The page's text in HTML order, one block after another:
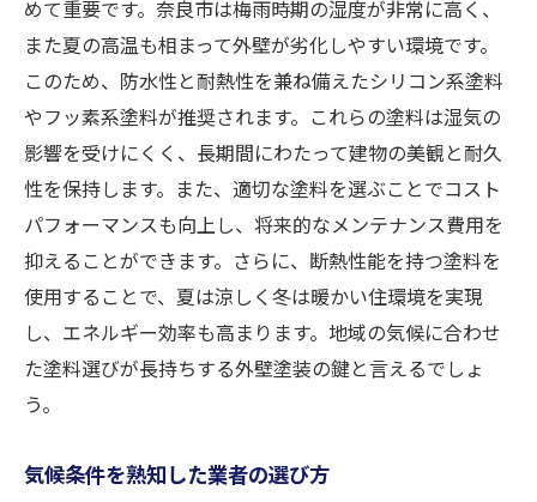
めて重要です。奈良市は梅雨時期の湿度が非常に高く、
また夏の高温も相まって外壁が劣化しやすい環境です。
このため、防水性と耐熱性を兼ね備えたシリコン系塗料
やフッ素系塗料が推奨されます。これらの塗料は湿気の
影響を受けにくく、長期間にわたって建物の美観と耐久
性を保持します。また、適切な塗料を選ぶことでコスト
パフォーマンスも向上し、将来的なメンテナンス費用を
抑えることができます。さらに、断熱性能を持つ塗料を
使用することで、夏は涼しく冬は暖かい住環境を実現
し、エネルギー効率も高まります。地域の気候に合わせ
た塗料選びが長持ちする外壁塗装の鍵と言えるでしょ
う。
気候条件を熟知した業者の選び方